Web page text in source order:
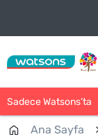
Sadece Watsons’ta
Ana Sayfa